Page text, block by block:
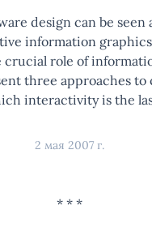
design can be seen
information
crucial role of
three approaches
interactivity is the
2 мая 2007 г.